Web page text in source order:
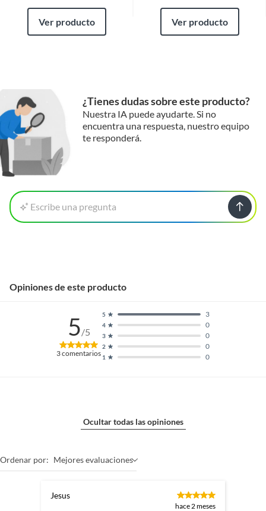
Ver producto Ver producto
¿Tienes dudas sobre este producto?
Nuestra IA puede ayudarte. Si no
encuentra una respuesta, nuestro equipo
te responderá.
Escribe una pregunta
Opiniones de este producto
5/5
3comentarios 1 0
2 0
3 0
4 0
5 3
Ocultar todas las opiniones
Ordenar por: Mejores evaluaciones
Jesus
hace 2 meses